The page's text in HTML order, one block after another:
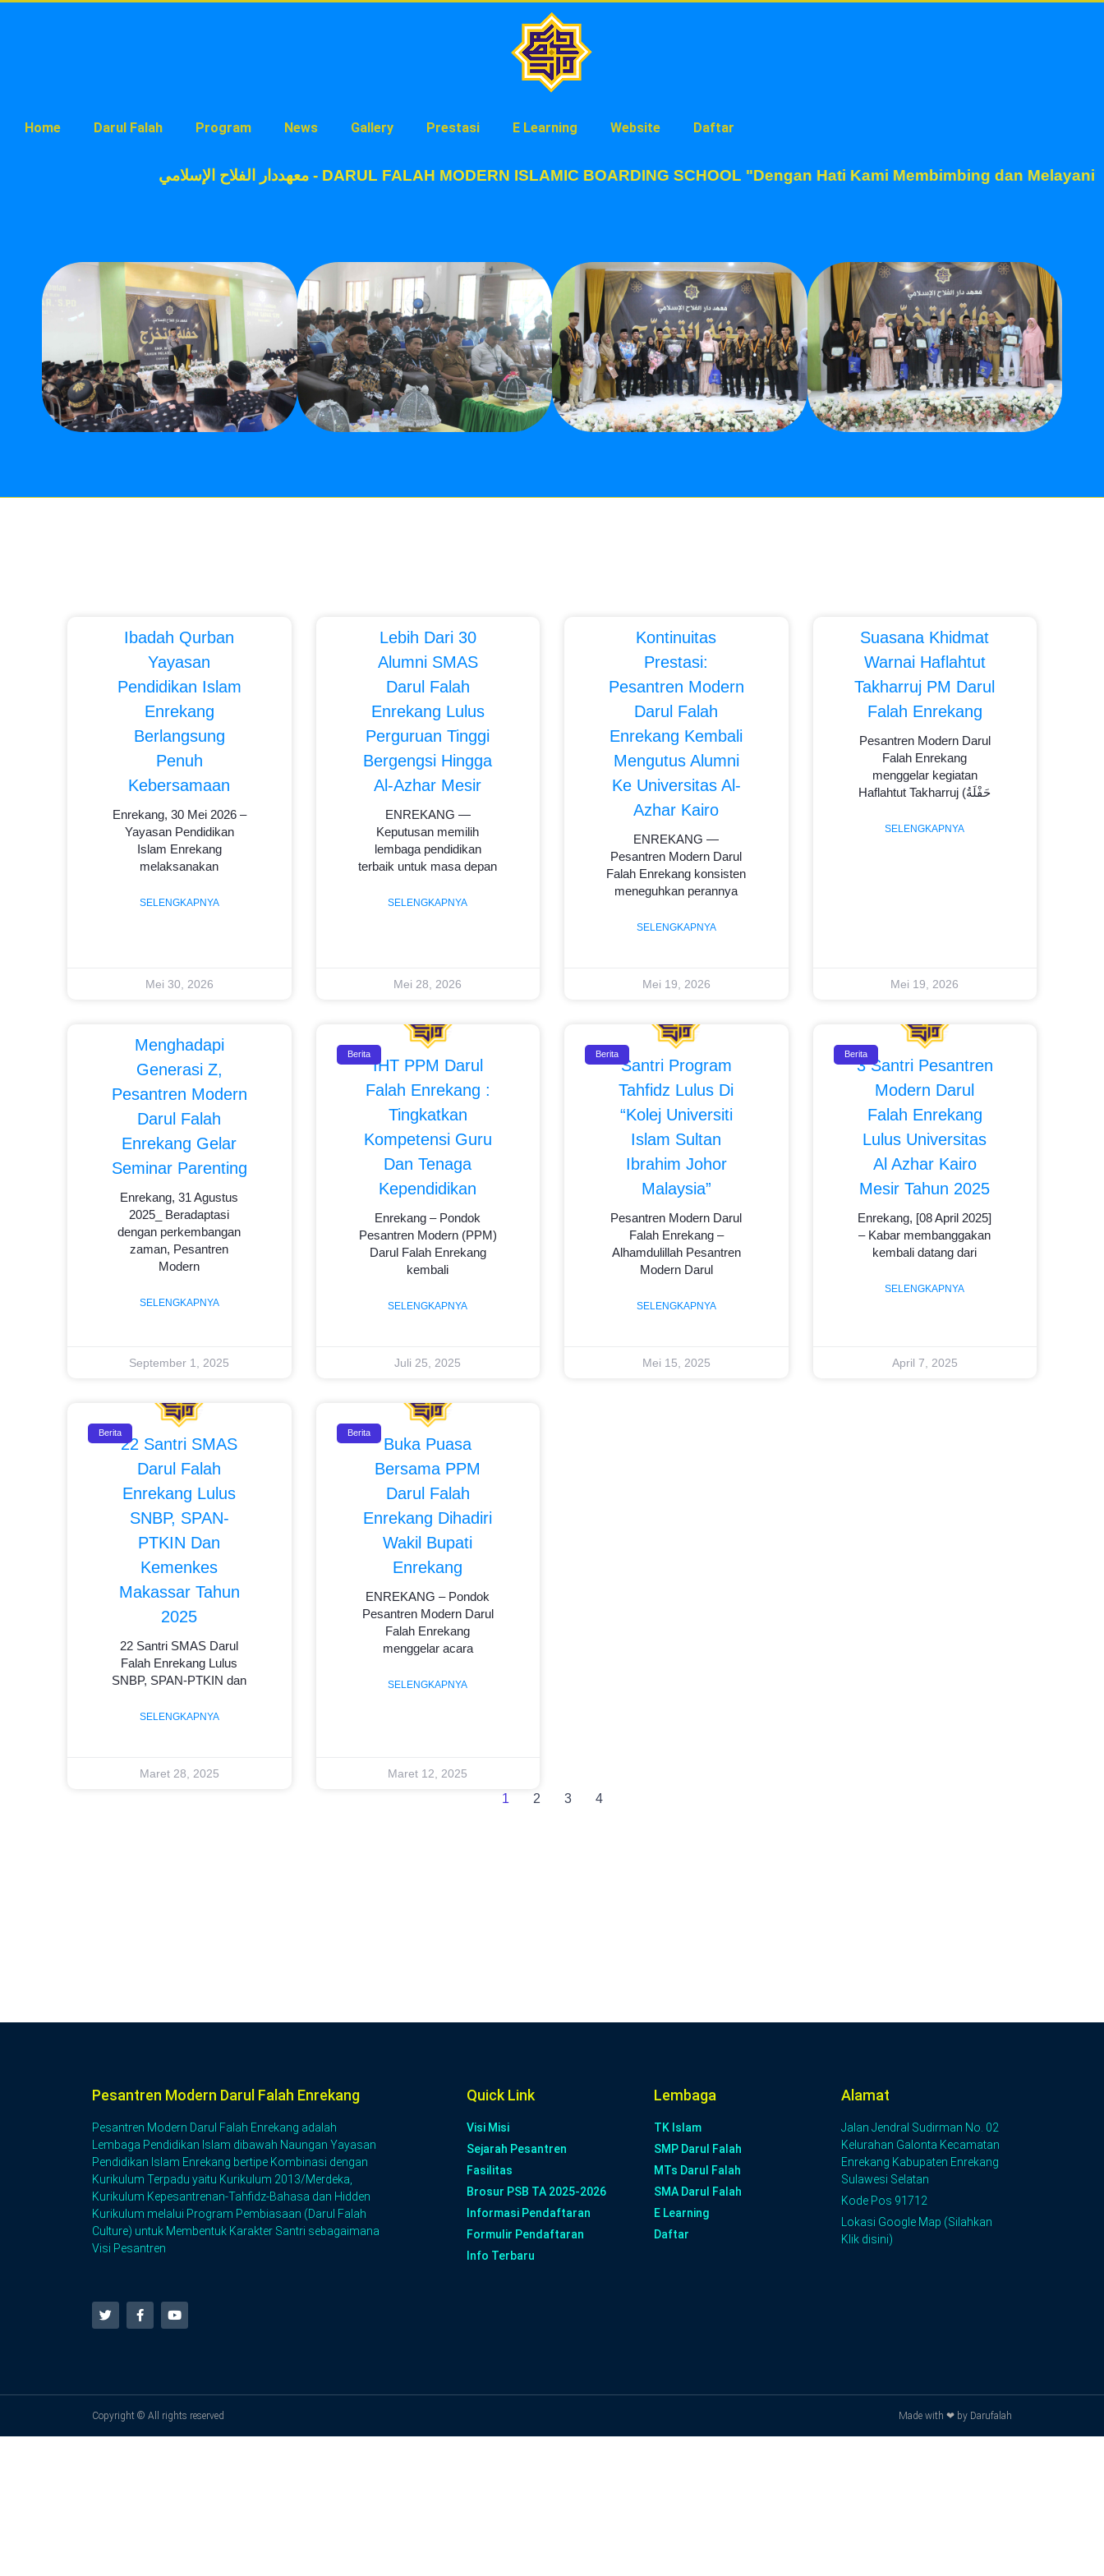
Home Darul Falah Program News Gallery Prestasi E Learning Website Daftar
معهددار الفلاح الإسلامي - DARUL FALAH MODERN ISLAMIC BOARDING SCHOOL "Dengan Hati Kami Membimbing dan Melayani"
Ibadah Qurban
Yayasan
Pendidikan Islam
Enrekang
Berlangsung
Penuh
Kebersamaan
Enrekang, 30 Mei 2026 –
Yayasan Pendidikan
Islam Enrekang
melaksanakan
SELENGKAPNYA
Mei 30, 2026
Lebih Dari 30
Alumni SMAS
Darul Falah
Enrekang Lulus
Perguruan Tinggi
Bergengsi Hingga
Al-Azhar Mesir
ENREKANG —
Keputusan memilih
lembaga pendidikan
terbaik untuk masa depan
SELENGKAPNYA
Mei 28, 2026
Kontinuitas
Prestasi:
Pesantren Modern
Darul Falah
Enrekang Kembali
Mengutus Alumni
Ke Universitas Al-
Azhar Kairo
ENREKANG —
Pesantren Modern Darul
Falah Enrekang konsisten
meneguhkan perannya
SELENGKAPNYA
Mei 19, 2026
Suasana Khidmat
Warnai Haflahtut
Takharruj PM Darul
Falah Enrekang
Pesantren Modern Darul
Falah Enrekang
menggelar kegiatan
Haflahtut Takharruj (حَفْلَةُ
SELENGKAPNYA
Mei 19, 2026
Menghadapi
Generasi Z,
Pesantren Modern
Darul Falah
Enrekang Gelar
Seminar Parenting
Enrekang, 31 Agustus
2025_ Beradaptasi
dengan perkembangan
zaman, Pesantren
Modern
SELENGKAPNYA
September 1, 2025
Berita
IHT PPM Darul
Falah Enrekang :
Tingkatkan
Kompetensi Guru
Dan Tenaga
Kependidikan
Enrekang – Pondok
Pesantren Modern (PPM)
Darul Falah Enrekang
kembali
SELENGKAPNYA
Juli 25, 2025
Berita
Santri Program
Tahfidz Lulus Di
“Kolej Universiti
Islam Sultan
Ibrahim Johor
Malaysia”
Pesantren Modern Darul
Falah Enrekang –
Alhamdulillah Pesantren
Modern Darul
SELENGKAPNYA
Mei 15, 2025
Berita
3 Santri Pesantren
Modern Darul
Falah Enrekang
Lulus Universitas
Al Azhar Kairo
Mesir Tahun 2025
Enrekang, [08 April 2025]
– Kabar membanggakan
kembali datang dari
SELENGKAPNYA
April 7, 2025
Berita
22 Santri SMAS
Darul Falah
Enrekang Lulus
SNBP, SPAN-
PTKIN Dan
Kemenkes
Makassar Tahun
2025
22 Santri SMAS Darul
Falah Enrekang Lulus
SNBP, SPAN-PTKIN dan
SELENGKAPNYA
Maret 28, 2025
Berita
Buka Puasa
Bersama PPM
Darul Falah
Enrekang Dihadiri
Wakil Bupati
Enrekang
ENREKANG – Pondok
Pesantren Modern Darul
Falah Enrekang
menggelar acara
SELENGKAPNYA
Maret 12, 2025
1 2 3 4
Pesantren Modern Darul Falah Enrekang
Pesantren Modern Darul Falah Enrekang adalah
Lembaga Pendidikan Islam dibawah Naungan Yayasan
Pendidikan Islam Enrekang bertipe Kombinasi dengan
Kurikulum Terpadu yaitu Kurikulum 2013/Merdeka,
Kurikulum Kepesantrenan-Tahfidz-Bahasa dan Hidden
Kurikulum melalui Program Pembiasaan (Darul Falah
Culture) untuk Membentuk Karakter Santri sebagaimana
Visi Pesantren
Quick Link
Visi Misi
Sejarah Pesantren
Fasilitas
Brosur PSB TA 2025-2026
Informasi Pendaftaran
Formulir Pendaftaran
Info Terbaru
Lembaga
TK Islam
SMP Darul Falah
MTs Darul Falah
SMA Darul Falah
E Learning
Daftar
Alamat
Jalan Jendral Sudirman No. 02
Kelurahan Galonta Kecamatan
Enrekang Kabupaten Enrekang
Sulawesi Selatan
Kode Pos 91712
Lokasi Google Map (Silahkan
Klik disini)
Copyright © All rights reserved Made with ❤ by Darufalah